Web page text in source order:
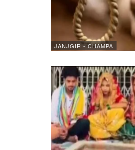
JANJGIR - CHAMPA